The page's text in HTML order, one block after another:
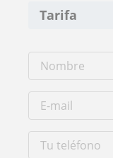
Tarifa